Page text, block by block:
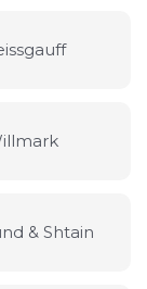
& Shtain